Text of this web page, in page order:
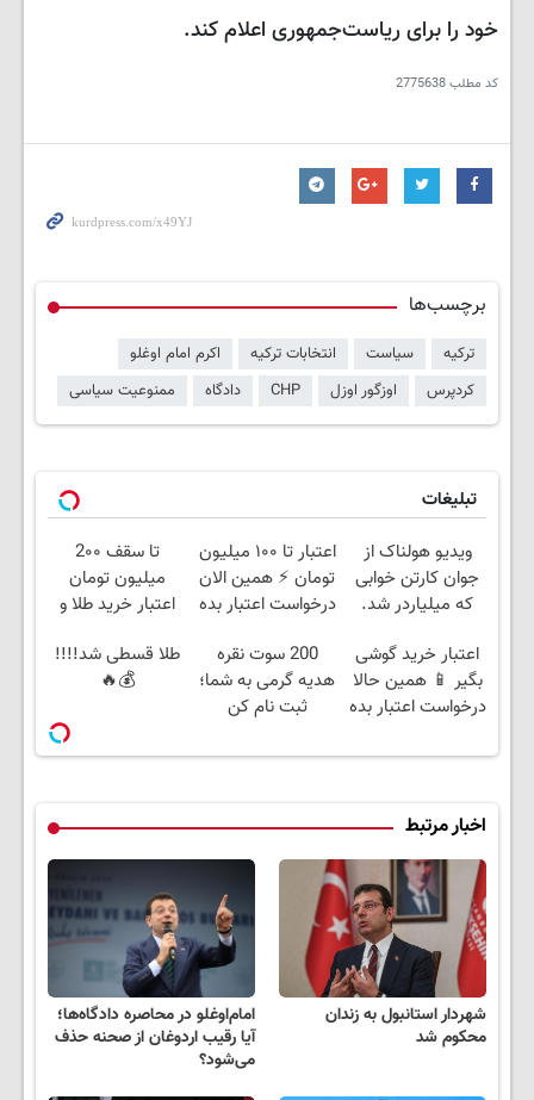
خود را برای ریاست‌جمهوری اعلام کند.
کد مطلب2775638
برچسب‌ها
ترکیه سیاست انتخابات ترکیه
اکرم امام اوغلو
کردپرس
اوزگور اوزل CHP دادگاه ممنوعیت سیاسی
تبلیغات
ویدیو هولناک از
جوان کارتن خوابی
که میلیاردر شد.
اعتبار تا ۱۰۰ میلیون
تومان ⚡ همین الان
درخواست اعتبار بده
تا سقف 2۰۰
میلیون تومان
اعتبار خرید طلا و
اعتبار خرید گوشی
بگیر 📱 همین حالا
درخواست اعتبار بده
200 سوت نقره
هدیه گرمی به شما؛
ثبت نام کن
طلا قسطی شد!!!!
💰🔥
اخبار مرتبط
شهردار استانبول به زندان
محکوم شد
امام‌اوغلو در محاصره دادگاه‌ها؛
آیا رقیب اردوغان از صحنه حذف
می‌شود؟